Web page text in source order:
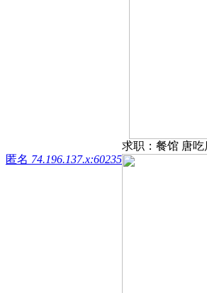
匿名 74.196.137.x:60235
求职：餐馆 唐